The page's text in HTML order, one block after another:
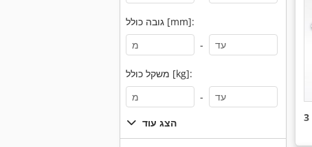
גובה כולל [mm]:
-
משקל כולל [kg]:
-
הצג עוד
3